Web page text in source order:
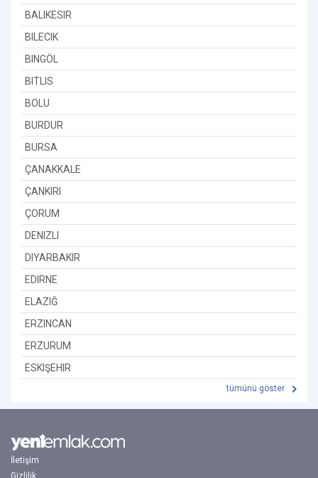
BALIKESIR
BILECIK
BINGÖL
BITLIS
BOLU
BURDUR
BURSA
ÇANAKKALE
ÇANKIRI
ÇORUM
DENIZLI
DIYARBAKIR
EDIRNE
ELAZIĞ
ERZINCAN
ERZURUM
ESKIŞEHIR
tümünü göster
İletişim